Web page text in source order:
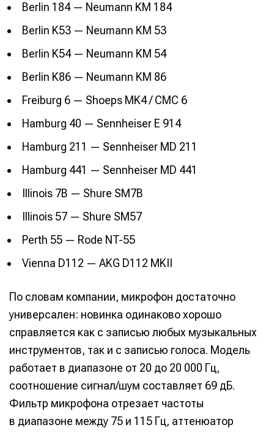
Berlin 184 — Neumann KM 184
Berlin K53 — Neumann KM 53
Berlin K54 — Neumann KM 54
Berlin K86 — Neumann KM 86
Freiburg 6 — Shoeps MK4 / CMC 6
Hamburg 40 — Sennheiser E 914
Hamburg 211 — Sennheiser MD 211
Hamburg 441 — Sennheiser MD 441
Illinois 7B — Shure SM7B
Illinois 57 — Shure SM57
Perth 55 — Rode NT-55
Vienna D112 — AKG D112 MKII
По словам компании, микрофон достаточно
универсален: новинка одинаково хорошо
справляется как с записью любых музыкальных
инструментов, так и с записью голоса. Модель
работает в диапазоне от 20 до 20 000 Гц,
соотношение сигнал/шум составляет 69 дБ.
Фильтр микрофона отрезает частоты
в диапазоне между 75 и 115 Гц, аттенюатор